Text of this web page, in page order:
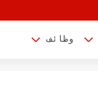
وظائف